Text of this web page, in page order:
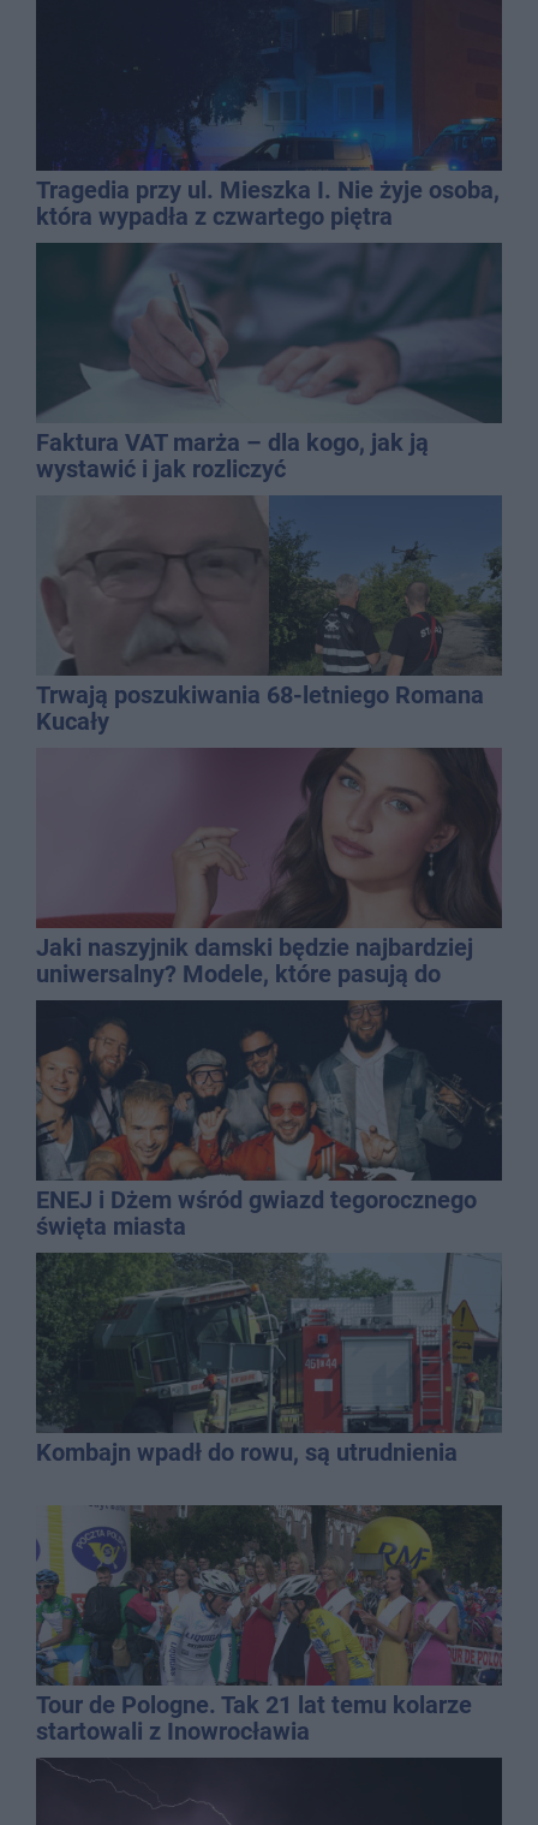
Tragedia przy ul. Mieszka I. Nie żyje osoba,
która wypadła z czwartego piętra
Faktura VAT marża – dla kogo, jak ją
wystawić i jak rozliczyć
Trwają poszukiwania 68-letniego Romana
Kucały
Jaki naszyjnik damski będzie najbardziej
uniwersalny? Modele, które pasują do
wielu stylizacji
ENEJ i Dżem wśród gwiazd tegorocznego
święta miasta
Kombajn wpadł do rowu, są utrudnienia
Tour de Pologne. Tak 21 lat temu kolarze
startowali z Inowrocławia